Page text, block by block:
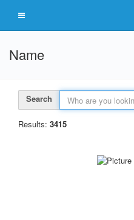
Name
Search
Results: 3415